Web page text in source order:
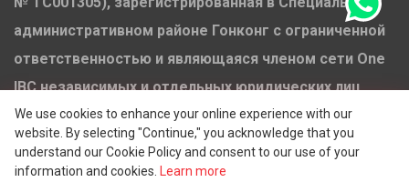
We use cookies to enhance your online experience with our
website. By selecting "Continue," you acknowledge that you
understand our Cookie Policy and consent to our use of your
information and cookies.
Learn more
административном районе Гонконг с ограниченной
ответственностью и являющаяся членом сети One
IBC независимых и отдельных юридических лиц,
аффилированных с One IBC®Group ("One IBC
Limited "), швейцарской компанией. Все права
защищены. Пожалуйста, см.Структуру One IBC